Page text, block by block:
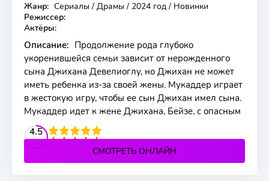
463 серия
Жанр: Сериалы / Драмы / 2024 год / Новинки
Режиссер:
Актёры:
Описание: Продолжение рода глубоко
укоренившейся семьи зависит от нерожденного
сына Джихана Девелиоглу, но Джихан не может
иметь ребенка из-за своей жены. Мукаддер играет
в жестокую игру, чтобы ее сын Джихан имел сына.
Мукаддер идет к жене Джихана, Бейзе, с опасным
4.5
4 5
СМОТРЕТЬ ОНЛАЙН